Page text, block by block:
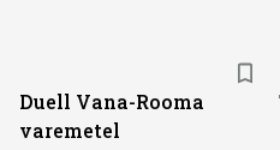
Duell Vana-Rooma
varemetel